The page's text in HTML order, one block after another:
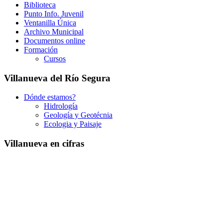
Biblioteca
Punto Info. Juvenil
Ventanilla Única
Archivo Municipal
Documentos online
Formación
Cursos
Villanueva del Río Segura
Dónde estamos?
Hidrología
Geología y Geotécnia
Ecologia y Paisaje
Villanueva en cifras